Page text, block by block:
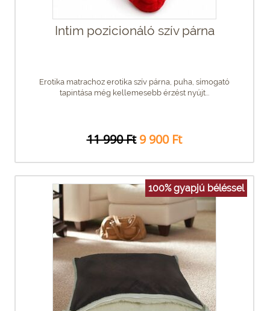
Intim pozicionáló szív párna
Erotika matrachoz erotika szív párna, puha, símogató
tapintása még kellemesebb érzést nyújt...
11 990 Ft 9 900 Ft
100% gyapjú béléssel